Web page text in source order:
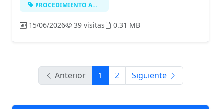
PROCEDIMIENTO ADMINISTRATIVO
15/06/2026 39 visitas 0.31 MB
Anterior 1 2 Siguiente